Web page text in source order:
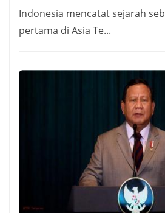
Indonesia mencatat sejarah
pertama di Asia Te...